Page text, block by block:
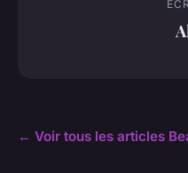
← Voir tous les articles